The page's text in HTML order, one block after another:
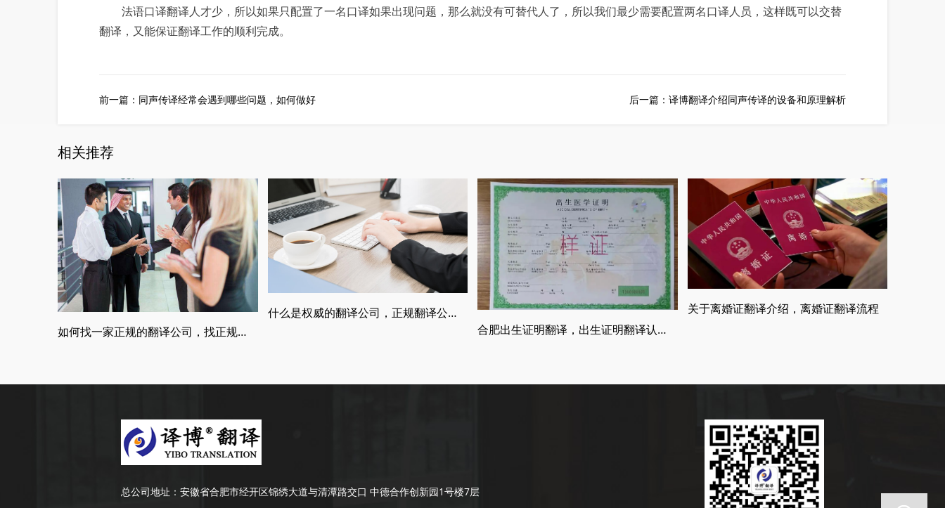
法语口译翻译人才少，所以如果只配置了一名口译如果出现问题，那么就没有可替代人了，所以我们最少需要配置两名口译人员，这样既可以交替
翻译，又能保证翻译工作的顺利完成。
前一篇： 同声传译经常会遇到哪些问题，如何做好 后一篇： 译博翻译介绍同声传译的设备和原理解析
相关推荐
如何找一家正规的翻译公司，找正规翻译公司有哪些要求
什么是权威的翻译公司，正规翻译公司介绍
合肥出生证明翻译，出生证明翻译认证流程
关于离婚证翻译介绍，离婚证翻译流程
总公司地址： 安徽省合肥市经开区锦绣大道与清潭路交口 中德合作创新园1号楼7层